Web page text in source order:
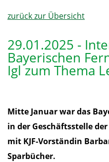
zurück zur Übersicht
29.01.2025 -
Bayerischen
Igl zum Thema
Mitte Januar war das
in der Geschäftsstelle
mit KJF-Vorständin
Sparbücher.